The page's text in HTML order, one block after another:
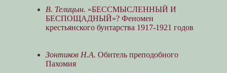
В. Телицын. «БЕССМЫСЛЕННЫЙ И
БЕСПОЩАДНЫЙ»? Феномен
крестьянского бунтарства 1917-1921 годов
Зонтиков Н.А. Обитель преподобного
Пахомия